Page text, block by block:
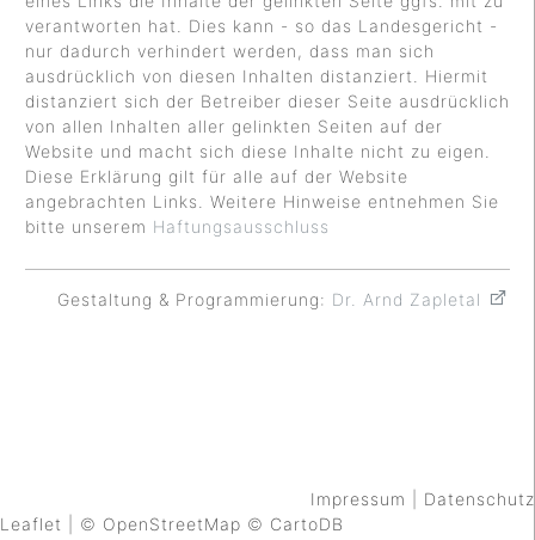
verantworten hat. Dies kann - so das Landesgericht -
nur dadurch verhindert werden, dass man sich
ausdrücklich von diesen Inhalten distanziert. Hiermit
distanziert sich der Betreiber dieser Seite ausdrücklich
von allen Inhalten aller gelinkten Seiten auf der
Website und macht sich diese Inhalte nicht zu eigen.
Diese Erklärung gilt für alle auf der Website
angebrachten Links. Weitere Hinweise entnehmen Sie
bitte unserem Haftungsausschluss
Gestaltung & Programmierung: Dr. Arnd Zapletal
Impressum
Datenschutz
Leaflet
| © OpenStreetMap © CartoDB